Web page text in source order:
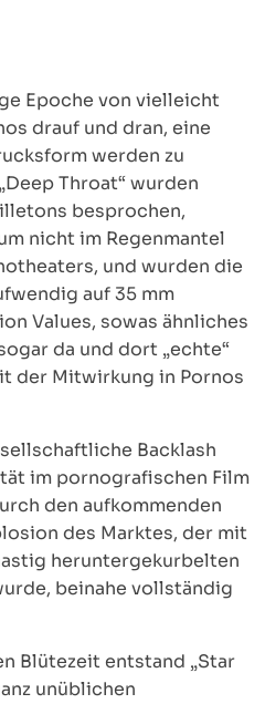
Epoche von vielleicht
drauf und dran, eine
werden zu
Throat“ wurden
besprochen,
nicht im Regenmantel
und wurden die
auf 35 mm
Values, sowas ähnliches
da und dort „echte“
der Mitwirkung in Pornos
Backlash
im pornografischen Film
den aufkommenden
des Marktes, der mit
heruntergekurbelten
beinahe vollständig
Blütezeit entstand „Star
unüblichen